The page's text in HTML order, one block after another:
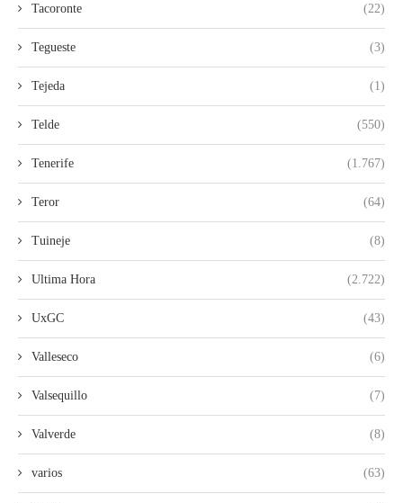
Tacoronte (22)
Tegueste (3)
Tejeda (1)
Telde (550)
Tenerife (1.767)
Teror (64)
Tuineje (8)
Ultima Hora (2.722)
UxGC (43)
Valleseco (6)
Valsequillo (7)
Valverde (8)
varios (63)